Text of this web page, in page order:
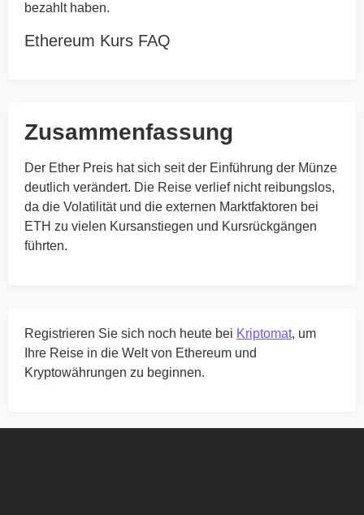
Registrieren Sie sich noch heute bei Kriptomat, um
Ihre Reise in die Welt von Ethereum und
Kryptowährungen zu beginnen.
Zusammenfassung
Der Ether Preis hat sich seit der Einführung der Münze
deutlich verändert. Die Reise verlief nicht reibungslos,
da die Volatilität und die externen Marktfaktoren bei
ETH zu vielen Kursanstiegen und Kursrückgängen
führten.
bezahlt haben.
Ethereum Kurs FAQ